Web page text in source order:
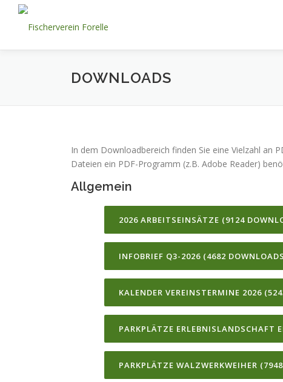
springen
DOWNLOADS
In dem Downloadbereich finden Sie eine Vielzahl an
Dateien ein PDF-Programm (z.B. Adobe Reader)
Allgemein
2026 ARBEITSEINSÄTZE (9124
INFOBRIEF Q3-2026 (4682
KALENDER VEREINSTERMINE 2026
PARKPLÄTZE ERLEBNISLANDSCHAFT
PARKPLÄTZE WALZWERKWEIHER